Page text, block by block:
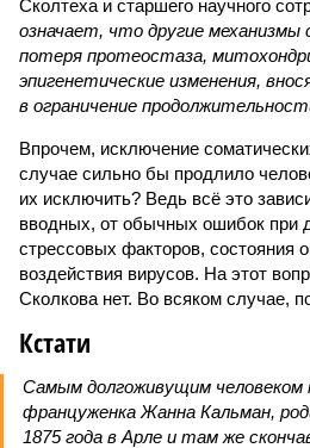
Сколтеха и старшего научного
означает, что другие механизмы
потеря протеостаза,
эпигенетические изменения,
в ограничение
Впрочем, исключение
случае сильно бы продлило
их исключить? Ведь всё это
вводных, от обычных ошибок при
стрессовых факторов, состояния
воздействия вирусов. На этот
Сколкова нет. Во всяком случае,
Кстати
Самым долгоживущим
француженка Жанна Кальман,
1875 года в Арле и там же